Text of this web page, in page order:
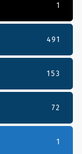
1
491
153
72
1